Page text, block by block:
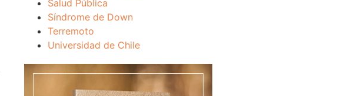
Salud Pública
Síndrome de Down
Terremoto
Universidad de Chile